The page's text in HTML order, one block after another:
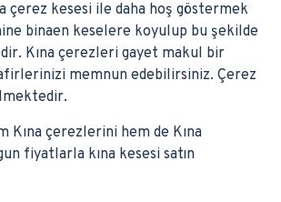
çerez kesesi ile daha hoş göstermek
binaen keselere koyulup bu şekilde
Kına çerezleri gayet makul bir
memnun edebilirsiniz. Çerez
Kına çerezlerini hem de Kına
fiyatlarla kına kesesi satın